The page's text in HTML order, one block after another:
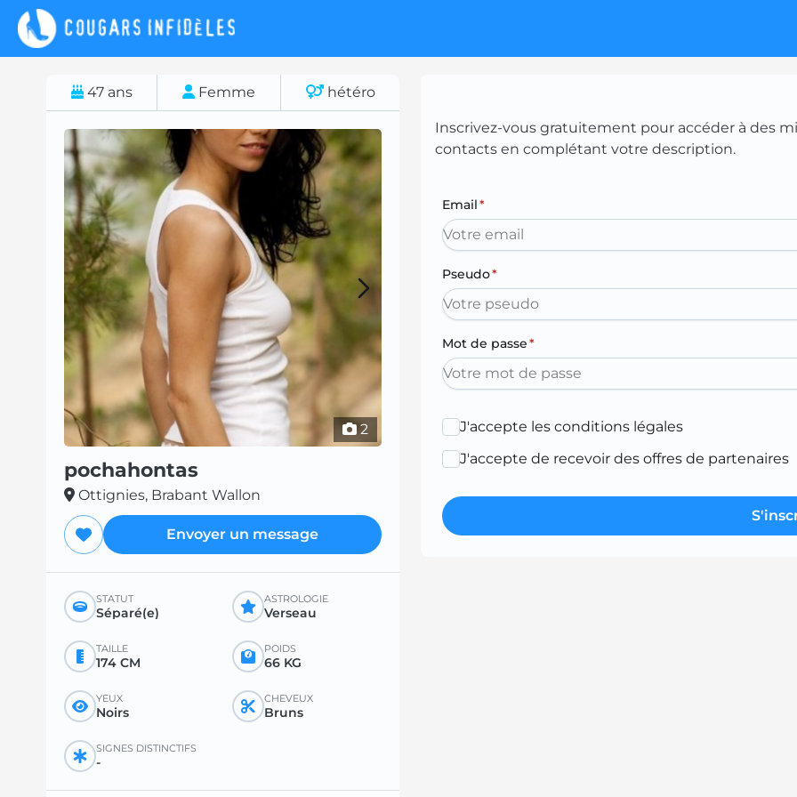
47 ans Femme hétéro
2
pochahontas
Ottignies, Brabant Wallon
Envoyer un message
STATUT
Séparé(e)
ASTROLOGIE
Verseau
TAILLE
174 CM
POIDS
66 KG
YEUX
Noirs
CHEVEUX
Bruns
SIGNES DISTINCTIFS
-
Inscrivez-vous gratuitement pour accéder à des
contacts en complétant votre description.
Email*
Pseudo*
Mot de passe*
J'accepte les conditions légales
J'accepte de recevoir des offres de partenaires